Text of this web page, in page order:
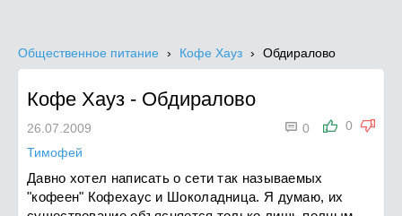
Общественное питание Кофе Хауз Обдиралово
Кофе Хауз - Обдиралово
0
 0
26.07.2009
Тимофей
Давно хотел написать о сети так называемых
"кофеен" Кофехаус и Шоколадница. Я думаю, их